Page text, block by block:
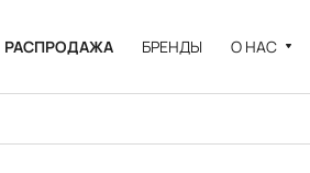
РАСПРОДАЖА БРЕНДЫ О НАС